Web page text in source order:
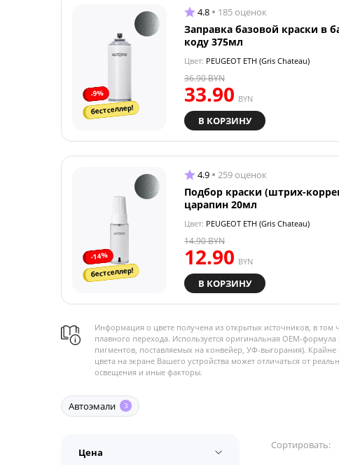
-9%
бестселлер!
4.8 185 оценок
Заправка базовой краски в
коду 375мл
Цвет: PEUGEOT ETH (Gris Chateau)
33.90 BYN
36.90BYN
В КОРЗИНУ
-14%
бестселлер!
4.9 259 оценок
Подбор краски (штрих-
царапин 20мл
Цвет: PEUGEOT ETH (Gris Chateau)
12.90 BYN
14.90BYN
В КОРЗИНУ
Информация о цвете получена из открытых источников, в том
плавного перехода. Используется оригинальная OEM-формула
пигментов, поставляемых на конвейер, УФ-выгорания). Крайне
цвета на экране Вашего устройства может отличаться от
освещения и иные факторы.
Автоэмали 3
Цена
Сортировать: